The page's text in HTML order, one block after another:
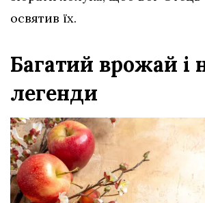
освятив їх.
Багатий врожай і
легенди